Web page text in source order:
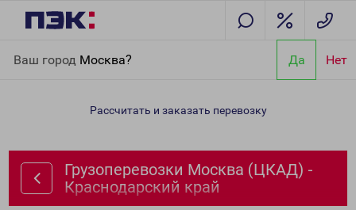
Ваш город Москва? Да Нет
Краснодарский край
Рассчитать и заказать перевозку
Грузоперевозки Москва (ЦКАД) -
Краснодарский край